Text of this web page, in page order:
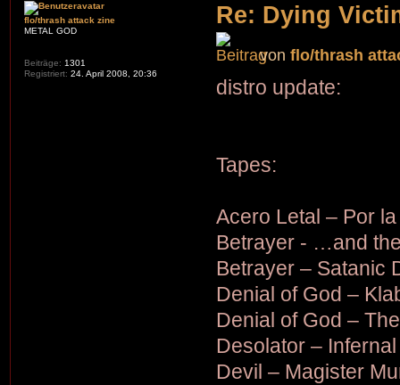
Re: Dying
vonflo/thrash
distro update:
Tapes:
Acero Letal – Por
Betrayer - …and
Betrayer – Satanic
Denial of God –
Denial of God –
Desolator –
Devil – Magister
flo/thrash attack zine
METAL GOD
Beiträge: 1301
Registriert: 24. April 2008, 20:36